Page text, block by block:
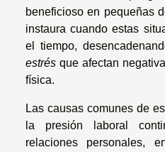
beneficioso en pequeñas
instaura cuando estas
el tiempo,
estrés que afectan
física.
Las causas comunes de
la presión laboral
relaciones personales,